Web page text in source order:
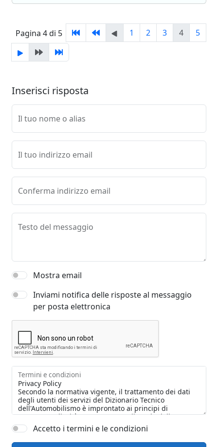
Pagina 4 di 5 1 2 3 4 5
Inserisci risposta
Il tuo nome o alias
Il tuo indirizzo email
Conferma indirizzo email
Testo del messaggio
Mostra email
Inviami notifica delle risposte al messaggio
per posta elettronica
Termini e condizioni
Accetto i termini e le condizioni